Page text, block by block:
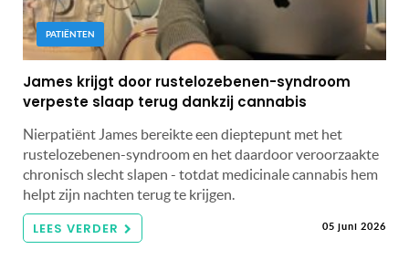
PATIËNTEN
James krijgt door rustelozebenen-syndroom
verpeste slaap terug dankzij cannabis
Nierpatiënt James bereikte een dieptepunt met het
rustelozebenen-syndroom en het daardoor veroorzaakte
chronisch slecht slapen - totdat medicinale cannabis hem
helpt zijn nachten terug te krijgen.
LEES VERDER 05 juni 2026